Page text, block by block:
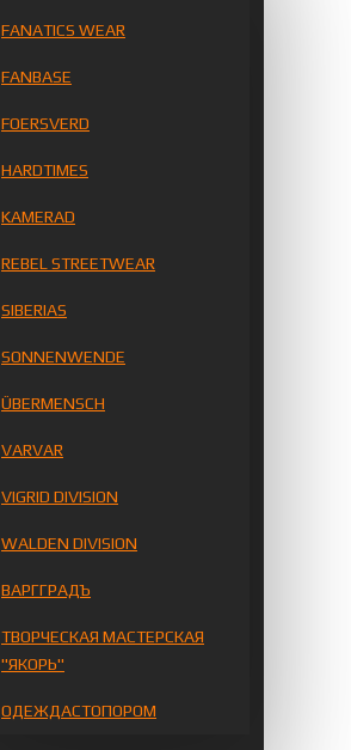
FANATICS WEAR
FANBASE
FOERSVERD
HARDTIMES
KAMERAD
REBEL STREETWEAR
SIBERIAS
SONNENWENDE
ÜBERMENSCH
VARVAR
VIGRID DIVISION
WALDEN DIVISION
ВАРГГРАДЪ
ТВОРЧЕСКАЯ МАСТЕРСКАЯ
"ЯКОРЬ"
ОДЕЖДАСТОПОРОМ